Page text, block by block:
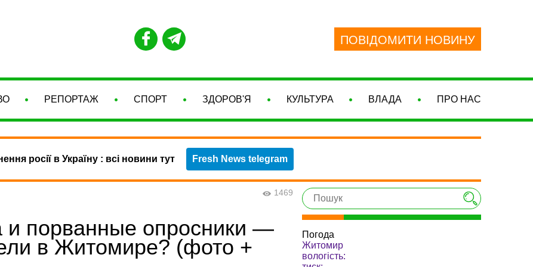
ПОВІДОМИТИ НОВИНУ
РЕПОРТАЖ СПОРТ ЗДОРОВ'Я КУЛЬТУРА ВЛАДА ПРО НАС
росії в Україну : всі новини тут Fresh News telegram
1469
и порванные опросники —
в Житомире? (фото +
Погода
Житомир
вологість: